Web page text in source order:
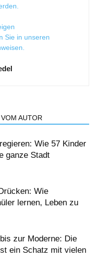
Sie in unseren
AUTOR
Wie 57 Kinder
ganze Stadt
Wie
lernen, Leben zu
zur Moderne: Die
ein Schatz mit vielen